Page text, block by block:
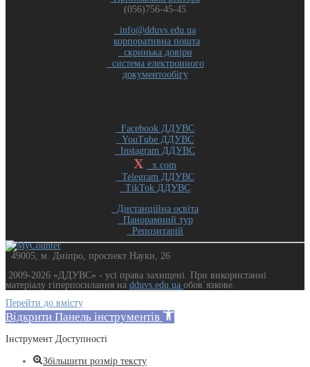
(056)756-45-45
info@dduvs.edu.ua
корпоративна пошта
скринька довіри
система електронного
документообігу
Facebook ДДУВС
YouTube ДДУВС
Instagram ДДУВС
X
x.com
Telegram ДДУВС
TikTok ДДУВС
Дистанційна освіта
Панорамний тур
Репозитарій
49005, м. Дніпро, проспект Науки, 26
2009-2026 «ДДУВС» - усi права захищенi. При використанні
матеріалу гіперпосилання на dduvs.edu.ua обов`язкове.
Перейти до вмісту
Відкрити Панель інструментів
Інструмент Доступності
Збільшити розмір тексту